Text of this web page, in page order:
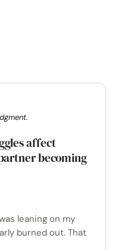
affect
becoming
leaning on my
burned out. That